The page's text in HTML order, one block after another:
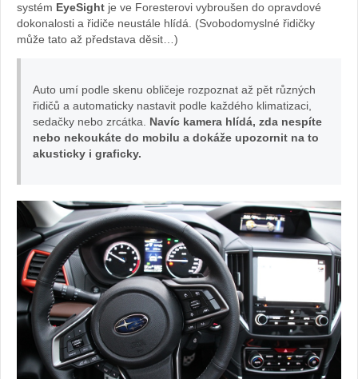
systém EyeSight je ve Foresterovi vybroušen do opravdové
dokonalosti a řidiče neustále hlídá. (Svobodomyslné řidičky
může tato až představa děsit…)
Auto umí podle skenu obličeje rozpoznat až pět různých
řidičů a automaticky nastavit podle každého klimatizaci,
sedačky nebo zrcátka. Navíc kamera hlídá, zda nespíte
nebo nekoukáte do mobilu a dokáže upozornit na to
akusticky i graficky.